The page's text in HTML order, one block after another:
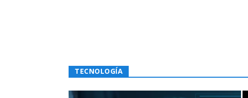
TECNOLOGÍA